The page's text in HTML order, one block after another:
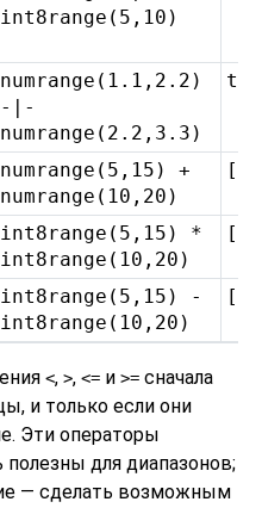
int8range(5,10)
numrange(1.1,2.2)
-|-
numrange(2.2,3.3)
t
numrange(5,15) +
numrange(10,20)
int8range(5,15) *
int8range(10,20)
int8range(5,15) -
int8range(10,20)
<, >, <= и >= сначала
и только если они
Эти операторы
для диапазонов;
— сделать возможным